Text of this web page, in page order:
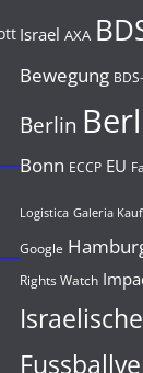
Israel AXA
Bewegung
Berlin
Bonn ECCP EU
Logistica Galeria
Google
Rights Watch